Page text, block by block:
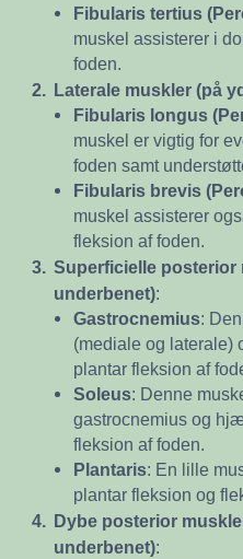
Fibularis tertius
muskel assisterer i
foden.
2. Laterale muskler (på
Fibularis longus
muskel er vigtig for
foden samt
Fibularis brevis
muskel assisterer
fleksion af foden.
3. Superficielle posterior
underbenet):
Gastrocnemius:
(mediale og laterale)
plantar fleksion af
Soleus: Denne
gastrocnemius og
fleksion af foden.
Plantaris: En lille
plantar fleksion og
4. Dybe posterior
underbenet):